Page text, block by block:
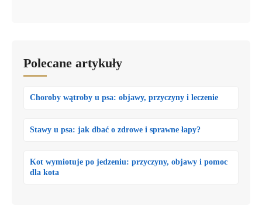
Polecane artykuły
Choroby wątroby u psa: objawy, przyczyny i leczenie
Stawy u psa: jak dbać o zdrowe i sprawne łapy?
Kot wymiotuje po jedzeniu: przyczyny, objawy i pomoc
dla kota